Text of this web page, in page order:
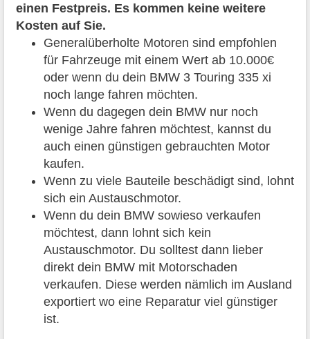
einen Festpreis. Es kommen keine weitere
Kosten auf Sie.
Generalüberholte Motoren sind empfohlen
für Fahrzeuge mit einem Wert ab 10.000€
oder wenn du dein BMW 3 Touring 335 xi
noch lange fahren möchten.
Wenn du dagegen dein BMW nur noch
wenige Jahre fahren möchtest, kannst du
auch einen günstigen gebrauchten Motor
kaufen.
Wenn zu viele Bauteile beschädigt sind, lohnt
sich ein Austauschmotor.
Wenn du dein BMW sowieso verkaufen
möchtest, dann lohnt sich kein
Austauschmotor. Du solltest dann lieber
direkt dein BMW mit Motorschaden
verkaufen. Diese werden nämlich im Ausland
exportiert wo eine Reparatur viel günstiger
ist.